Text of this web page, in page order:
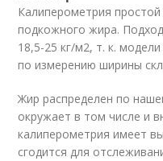
Калиперометрия
подкожного жира.
18,5-25 кг/м2, т. к.
по измерению ширины
Жир распределен по
окружает в том числе и
калиперометрия имеет
сгодится для